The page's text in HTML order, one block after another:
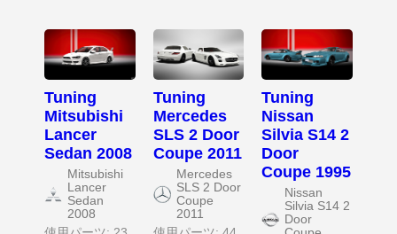
Tuning
Mitsubishi
Lancer
Sedan 2008
Mitsubishi
Lancer
Sedan
2008
Tuning
Mercedes
SLS 2 Door
Coupe 2011
Mercedes
SLS 2 Door
Coupe
2011
Tuning
Nissan
Silvia S14 2
Door
Coupe 1995
Nissan
Silvia S14 2
Door